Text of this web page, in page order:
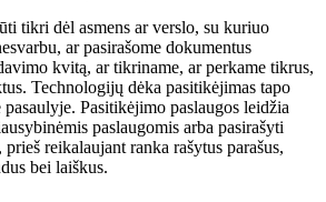
tikri dėl asmens ar verslo, su kuriuo
ar pasirašome dokumentus
kvitą, ar tikriname, ar perkame tikrus,
Technologijų dėka pasitikėjimas tapo
Pasitikėjimo paslaugos leidžia
paslaugomis arba pasirašyti
reikalaujant ranka rašytus parašus,
bei laiškus.